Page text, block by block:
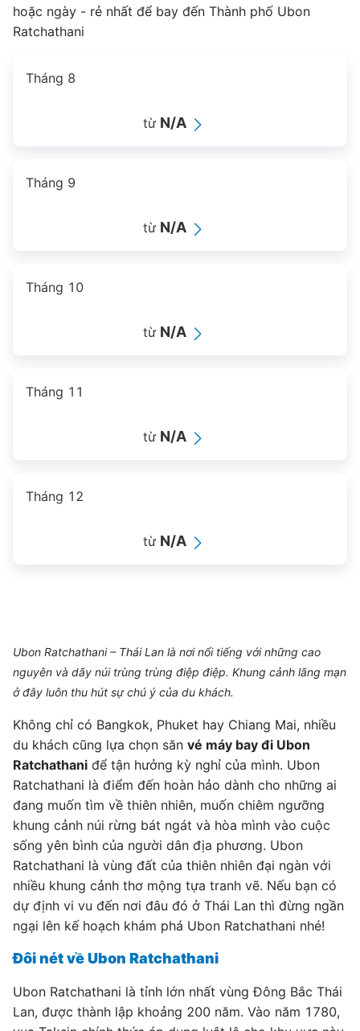
hoặc ngày - rẻ nhất để bay đến Thành phố Ubon
Ratchathani
Tháng 8
từ N/A
Tháng 9
từ N/A
Tháng 10
từ N/A
Tháng 11
từ N/A
Tháng 12
từ N/A
Ubon Ratchathani – Thái Lan là nơi nổi tiếng với những cao
nguyên và dãy núi trùng trùng điệp điệp. Khung cảnh lãng mạn
ở đây luôn thu hút sự chú ý của du khách.
Không chỉ có Bangkok, Phuket hay Chiang Mai, nhiều
du khách cũng lựa chọn săn vé máy bay đi Ubon
Ratchathani để tận hưởng kỳ nghỉ của mình. Ubon
Ratchathani là điểm đến hoàn hảo dành cho những ai
đang muốn tìm về thiên nhiên, muốn chiêm ngưỡng
khung cảnh núi rừng bát ngát và hòa mình vào cuộc
sống yên bình của người dân địa phương. Ubon
Ratchathani là vùng đất của thiên nhiên đại ngàn với
nhiều khung cảnh thơ mộng tựa tranh vẽ. Nếu bạn có
dự định vi vu đến nơi đâu đó ở Thái Lan thì đừng ngần
ngại lên kế hoạch khám phá Ubon Ratchathani nhé!
Đôi nét về Ubon Ratchathani
Ubon Ratchathani là tỉnh lớn nhất vùng Đông Bắc Thái
Lan, được thành lập khoảng 200 năm. Vào năm 1780,